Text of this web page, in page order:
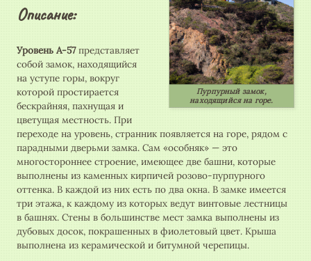
Пурпурный замок,
находящийся на горе.
Описание:
Уровень А-57представляет
собой замок, находящийся
на уступе горы, вокруг
которой простирается
бескрайняя, пахнущая и
цветущая местность. При
переходе на уровень, странник появляется на горе, рядом с
парадными дверьми замка. Сам «особняк» — это
многостороннее строение, имеющее две башни, которые
выполнены из каменных кирпичей розово-пурпурного
оттенка. В каждой из них есть по два окна. В замке имеется
три этажа, к каждому из которых ведут винтовые лестницы
в башнях. Стены в большинстве мест замка выполнены из
дубовых досок, покрашенных в фиолетовый цвет. Крыша
выполнена из керамической и битумной черепицы.